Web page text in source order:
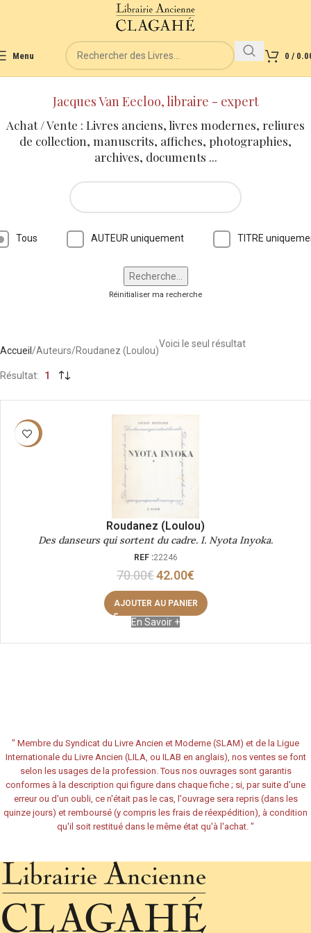
Menu 0 /
Jacques Van Eecloo, libraire - expert
Achat / Vente : Livres anciens, livres modernes, reliures
de collection, manuscrits, affiches, photographies,
archives, documents ...
Tous AUTEUR uniquement TITRE
Réinitialiser ma recherche
Accueil Auteurs Roudanez (Loulou)
Voici le seul résultat
Résultat 1
-40%
Roudanez (Loulou)
Des danseurs qui sortent du cadre. I. Nyota Inyoka.
REF :22246
70.00€42.00€
AJOUTER AU PANIER
En Savoir +
" Membre du Syndicat du Livre Ancien et Moderne (SLAM) et de la Ligue
Internationale du Livre Ancien (LILA, ou ILAB en anglais), nos ventes se font
selon les usages de la profession. Tous nos ouvrages sont garantis
conformes à la description qui figure dans chaque fiche ; si, par suite d'une
erreur ou d'un oubli, ce n'était pas le cas, l'ouvrage sera repris (dans les
quinze jours) et remboursé (y compris les frais de réexpédition), à condition
qu'il soit restitué dans le même état qu'à l'achat. "